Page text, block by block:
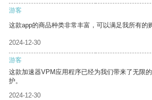
游客
这款app的商品种类非常丰富，可以满足我所有的
2024-12-30
游客
这款加速器VPM应用程序已经为我们带来了无限
护。
2024-12-30